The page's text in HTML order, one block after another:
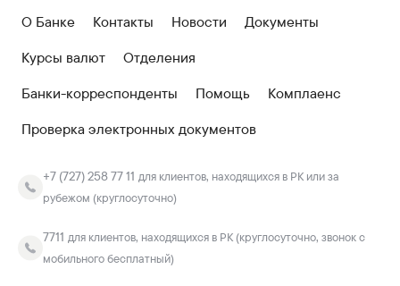
О Банке Контакты Новости
Документы
Курсы валют
Отделения
Банки-корреспонденты
Помощь
Комплаенс
Проверка электронных документов
+7 (727) 258 77 11 для клиентов, находящихся в РК или за
рубежом (круглосуточно)
7711 для клиентов, находящихся в РК (круглосуточно, звонок с
мобильного бесплатный)